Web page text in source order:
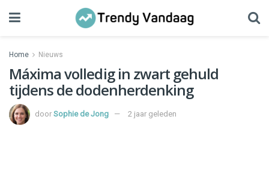
Home Nieuws
Máxima volledig in zwart gehuld
tijdens de dodenherdenking
door Sophie de Jong 2 jaar geleden